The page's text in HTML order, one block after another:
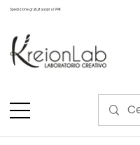
Spedizione gratuita sopra i 99€